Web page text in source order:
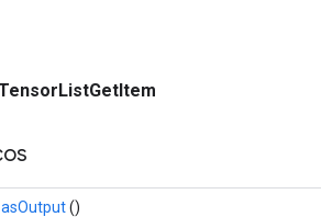
asOutput()